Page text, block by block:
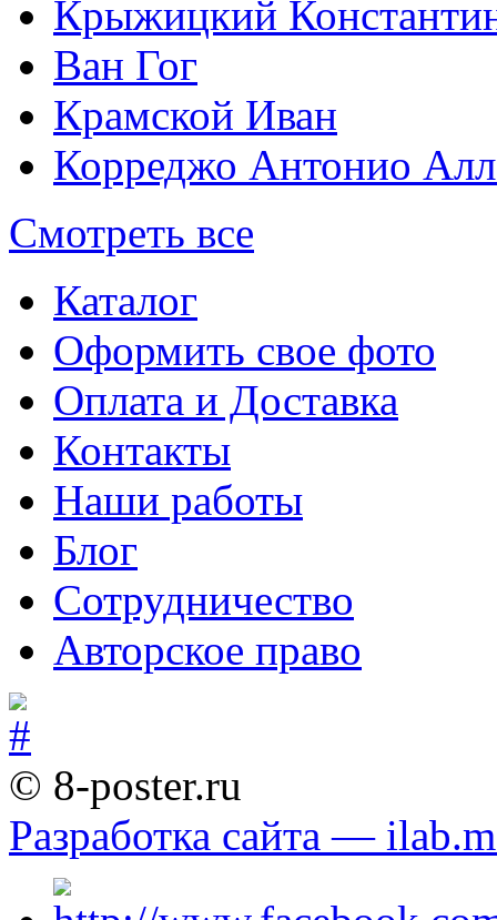
Крыжицкий
Ван Гог
Крамской Иван
Корреджо Антонио
Смотреть все
Каталог
Оформить свое фото
Оплата и Доставка
Контакты
Наши работы
Блог
Сотрудничество
Авторское право
© 8-poster.ru
Разработка сайта —